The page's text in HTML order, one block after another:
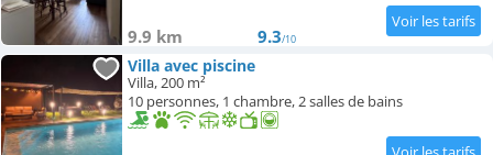
9.9 km 9.3/10
Villa avec piscine
Villa, 200 m²
10 personnes, 1 chambre, 2 salles de bains